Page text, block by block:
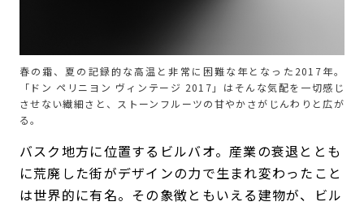
春の霜、夏の記録的な高温と非常に困難な年となった2017年。
「ドン ペリニヨン ヴィンテージ 2017」はそんな気配を一切感じ
させない繊細さと、ストーンフルーツの甘やかさがじんわりと広が
る。
バスク地方に位置するビルバオ。産業の衰退ととも
に荒廃した街がデザインの力で生まれ変わったこと
は世界的に有名。その象徴ともいえる建物が、ビル